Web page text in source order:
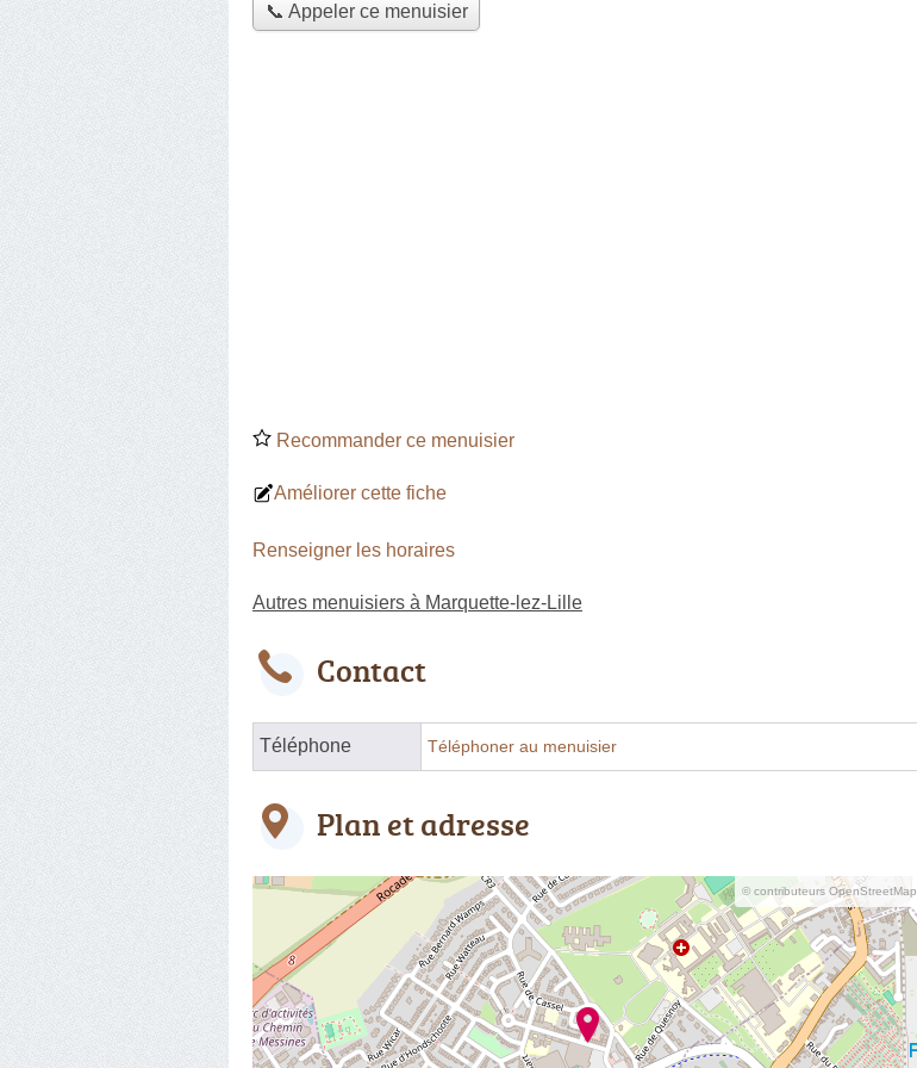
📞 Appeler ce menuisier
Recommander ce menuisier
Améliorer cette fiche
Renseigner les horaires
Autres menuisiers à Marquette-lez-Lille
Contact
Téléphone Téléphoner au menuisier
Plan et adresse
© contributeurs OpenStreetMap